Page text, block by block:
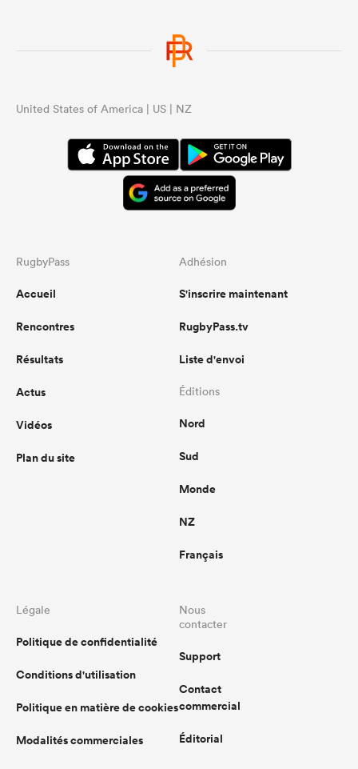
United States of America | US | NZ
RugbyPass
Accueil
Rencontres
Résultats
Actus
Vidéos
Plan du site
Adhésion
S'inscrire maintenant
RugbyPass.tv
Liste d'envoi
Éditions
Nord
Sud
Monde
NZ
Français
Légale
Politique de confidentialité
Conditions d'utilisation
Politique en matière de cookies
Modalités commerciales
Nous
contacter
Support
Contact
commercial
Éditorial